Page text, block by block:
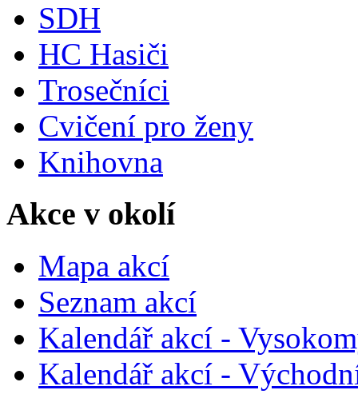
SDH
HC Hasiči
Trosečníci
Cvičení pro ženy
Knihovna
Akce v okolí
Mapa akcí
Seznam akcí
Kalendář akcí -
Kalendář akcí -